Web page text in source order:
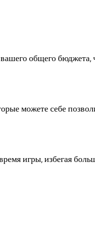
общего
можете себе
игры, избегая